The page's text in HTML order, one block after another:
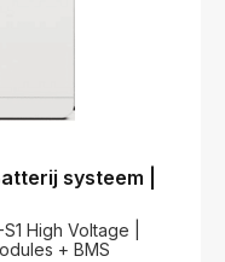
systeem |
High Voltage |
+ BMS